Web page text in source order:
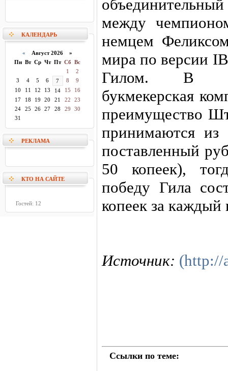
КАЛЕНДАРЬ
« Август 2026 »
Пн Вт Ср Чт Пт Сб Вс
1
2
3
4 5 6 7 8
9
10
11 12 13 14 15
16
17
18 19 20 21 22
23
24
25 26 27 28 29
30
31
РЕКЛАМА
КТО НА САЙТЕ
Гостей: 12
между
немцем
мира по версии
Гилом. В
букмекерская
преимущество
принимаются из
поставленный
50 копеек),
победу Гила
копеек за
Источник: (http://
Ссылки по теме: